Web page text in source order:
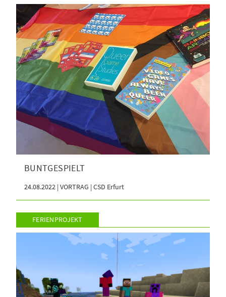
BUNTGESPIELT
24.08.2022 | VORTRAG | CSD Erfurt
FERIENPROJEKT